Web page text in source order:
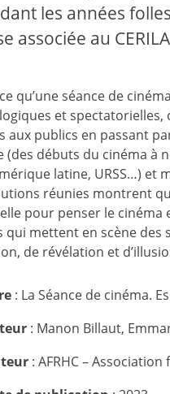
les années
associée au
ce qu’une séance de
et spectatorielles,
aux publics en passant
(des débuts du cinéma à
latine, URSS…) et
réunies montrent
pour penser le
qui mettent en scène des
de révélation et
: La Séance de cinéma.
: Manon Billaut,
: AFRHC –